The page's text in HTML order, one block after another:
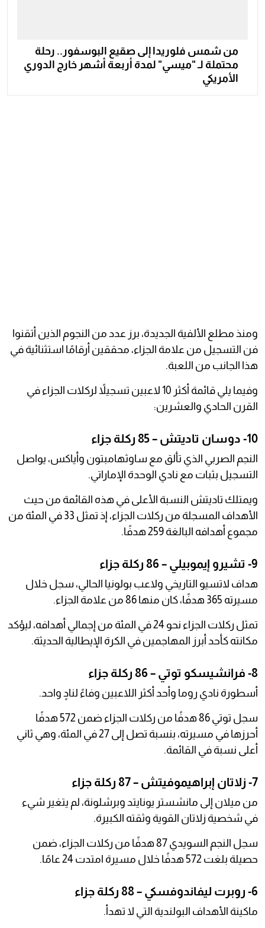
من شمس فلوريدا إلى صقيع البوسفور.. رحلة
محتملة لـ "ميسي" لمدة أربعة أشهر خارج الدوري
الأمريكي
ومنذ مطلع الألفية الجديدة، برز عدد من النجوم الذين أتقنوا
فن التسجيل من علامة الجزاء، محققين أرقامًا استثنائية في
هذا الجانب من اللعبة.
وفيما يلي قائمة أكثر 10 لاعبين تسجيلاً لركلات الجزاء في
القرن الحادي والعشرين:
10- دوسان تاديتش – 85 ركلة جزاء
النجم الصربي الذي تألق مع ساوثهامبتون وأياكس، يواصل
التسجيل بثبات مع نادي الوحدة الإماراتي.
ويمتلك تاديتش النسبة الأعلى في هذه القائمة من حيث
الأهداف المسجلة من ركلات الجزاء، إذ تمثل 33 في المئة من
مجموع أهدافه البالغة 259 هدفًا.
9- تشيرو إيموبيلي – 86 ركلة جزاء
هداف لاتسيو التاريخي ولاعب بولونيا الحالي، سجل خلال
مسيرته 365 هدفًا، كان منها 86 من علامة الجزاء.
تمثل ركلات الجزاء نحو 24 في المئة من إجمالي أهدافه، ليؤكد
مكانته كأحد أبرز المهاجمين في الكرة الإيطالية الحديثة.
8- فرانشيسكو توتي – 86 ركلة جزاء
أسطورة نادي روما وأحد أكثر اللاعبين وفاءً لنادٍ واحد.
سجل توتي 86 هدفًا من ركلات الجزاء ضمن 572 هدفًا
أحرزها في مسيرته، بنسبة تصل إلى 27 في المئة، وهي ثاني
أعلى نسبة في القائمة.
7- زلاتان إبراهيموفيتش – 87 ركلة جزاء
من ميلان إلى مانشستر يونايتد وبرشلونة، لم يتغير شيء
في شخصية زلاتان القوية وثقته الكبيرة.
سجل النجم السويدي 87 هدفًا من ركلات الجزاء، ضمن
حصيلة بلغت 572 هدفًا خلال مسيرة امتدت 24 عامًا.
6- روبرت ليفاندوفسكي – 88 ركلة جزاء
ماكينة الأهداف البولندية التي لا تهدأ.